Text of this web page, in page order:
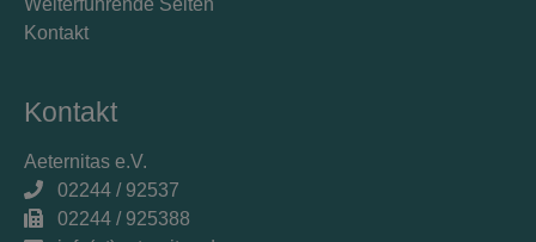
Weiterführende Seiten
Kontakt
Kontakt
Aeternitas e.V.
02244 / 92537
02244 / 925388